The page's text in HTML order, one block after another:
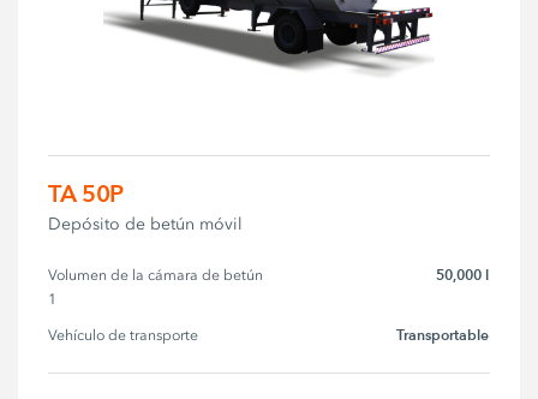
TA 50P
Depósito de betún móvil
Volumen de la cámara de betún
1
50,000 l
Vehículo de transporte Transportable